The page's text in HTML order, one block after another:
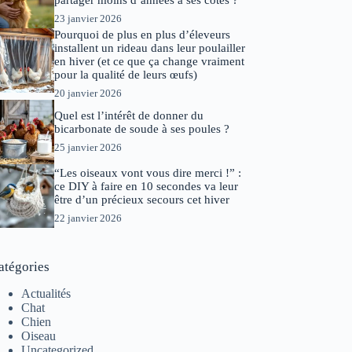
23 janvier 2026
Pourquoi de plus en plus d’éleveurs
installent un rideau dans leur poulailler
en hiver (et ce que ça change vraiment
pour la qualité de leurs œufs)
20 janvier 2026
Quel est l’intérêt de donner du
bicarbonate de soude à ses poules ?
25 janvier 2026
“Les oiseaux vont vous dire merci !” :
ce DIY à faire en 10 secondes va leur
être d’un précieux secours cet hiver
22 janvier 2026
Actualités
Chat
Chien
Oiseau